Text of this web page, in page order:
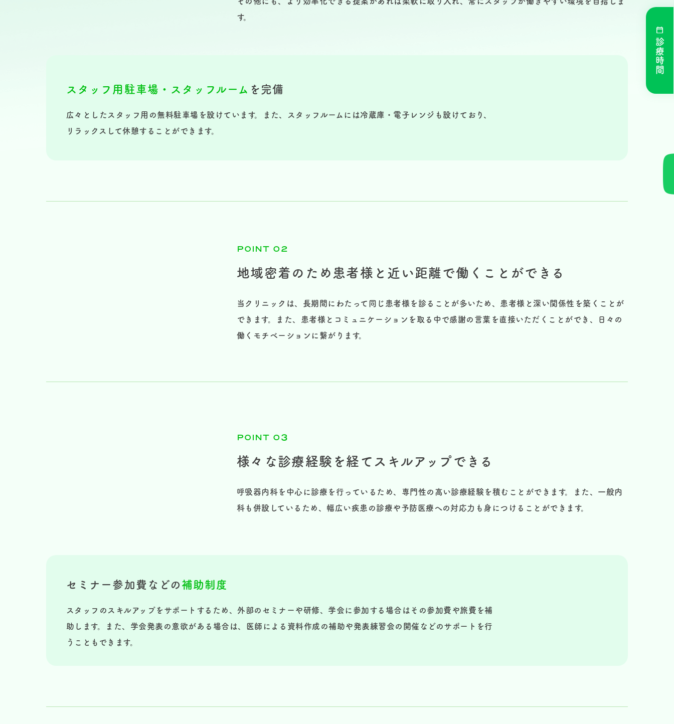
診療時間
す。
スタッフ用駐車場・ スタッフルーム を完備
広々としたスタッフ用の無料駐車場を設けています。また、スタッフルームには冷蔵庫・電子レンジも設けており、
リラックスして休憩することができます。
POINT 02
地域密着のため患者様と近い距離で働くことができる
当クリニックは、長期間にわたって同じ患者様を診ることが多いため、患者様と深い関係性を築くことが
できます。また、患者様とコミュニケーションを取る中で感謝の言葉を直接いただくことができ、日々の
働くモチベーションに繋がります。
POINT 03
様々な診療経験を経てスキルアップできる
呼吸器内科を中心に診療を行っているため、専門性の高い診療経験を積むことができます。また、一般内
科も併設しているため、幅広い疾患の診療や予防医療への対応力も身につけることができます。
セミナー参加費などの 補助制 度
スタッフのスキルアップをサポートするため、外部のセミナーや研修、学会に参加する場合はその参加費や旅費を補
助します。また、学会発表の意欲がある場合は、医師による資料作成の補助や発表練習会の開催などのサポートを行
うこともできます。